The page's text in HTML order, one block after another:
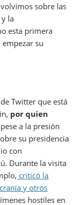
sobre las
la
esta primera
su
Twitter que está
por quien
pese a la presión
su presidencia
con
Durante la visita
criticó la
y otros
hostiles en